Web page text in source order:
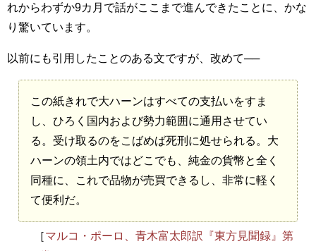
れからわずか9カ月で話がここまで進んできたことに、かな
り驚いています。
以前にも引用したことのある文ですが、改めて──
この紙きれで大ハーンはすべての支払いをすま
し、ひろく国内および勢力範囲に通用させてい
る。受け取るのをこばめば死刑に処せられる。大
ハーンの領土内ではどこでも、純金の貨幣と全く
同種に、これで品物が売買できるし、非常に軽く
て便利だ。
［マルコ・ポーロ、青木富太郎訳『東方見聞録』第